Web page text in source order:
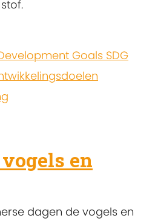
Goals SDG
en
dagen de vogels en